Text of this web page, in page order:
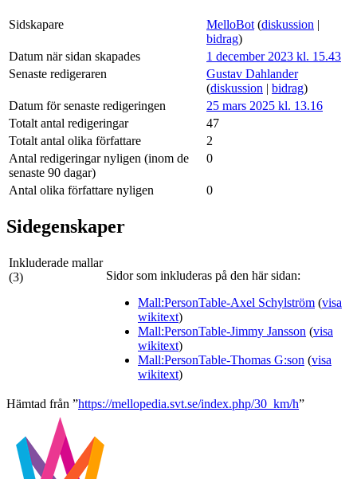
Sidskapare MelloBot (diskussion |
bidrag)
Datum när sidan skapades
1 december 2023 kl. 15.43
Senaste redigeraren
Gustav Dahlander
(diskussion | bidrag)
Datum för senaste redigeringen
25 mars 2025 kl. 13.16
Totalt antal redigeringar
47
Totalt antal olika författare
2
Antal redigeringar nyligen (inom de
senaste 90 dagar)
0
Antal olika författare nyligen 0
Sidegenskaper
Inkluderade mallar
(3)
Sidor som inkluderas på den här sidan:
Mall:PersonTable-Axel Schylström (visa
wikitext)
Mall:PersonTable-Jimmy Jansson (visa
wikitext)
Mall:PersonTable-Thomas G:son (visa
wikitext)
Hämtad från ”https://mellopedia.svt.se/index.php/30_km/h”